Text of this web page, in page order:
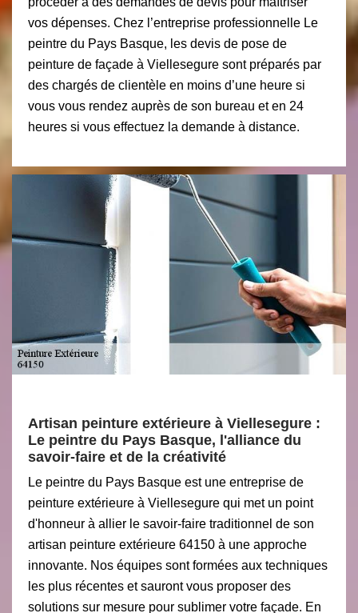
vos dépenses. Chez l’entreprise professionnelle Le
peintre du Pays Basque, les devis de pose de
peinture de façade à Viellesegure sont préparés par
des chargés de clientèle en moins d’une heure si
vous vous rendez auprès de son bureau et en 24
heures si vous effectuez la demande à distance.
Artisan peinture extérieure à Viellesegure :
Le peintre du Pays Basque, l'alliance du
savoir-faire et de la créativité
Le peintre du Pays Basque est une entreprise de
peinture extérieure à Viellesegure qui met un point
d'honneur à allier le savoir-faire traditionnel de son
artisan peinture extérieure 64150 à une approche
innovante. Nos équipes sont formées aux techniques
les plus récentes et sauront vous proposer des
solutions sur mesure pour sublimer votre façade. En